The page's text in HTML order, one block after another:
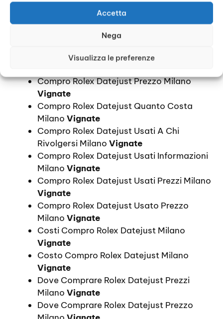
Accetta
Nega
Visualizza le preferenze
Compro Orologi Rolex Datejust Prezzi
Compro Rolex Datejust Prezzi Milano
Compro Rolex Datejust Prezzo Milano
Vignate
Compro Rolex Datejust Quanto Costa
Milano Vignate
Compro Rolex Datejust Usati A Chi
Rivolgersi Milano Vignate
Compro Rolex Datejust Usati Informazioni
Milano Vignate
Compro Rolex Datejust Usati Prezzi Milano
Vignate
Compro Rolex Datejust Usato Prezzo
Milano Vignate
Costi Compro Rolex Datejust Milano
Vignate
Costo Compro Rolex Datejust Milano
Vignate
Dove Comprare Rolex Datejust Prezzi
Milano Vignate
Dove Comprare Rolex Datejust Prezzo